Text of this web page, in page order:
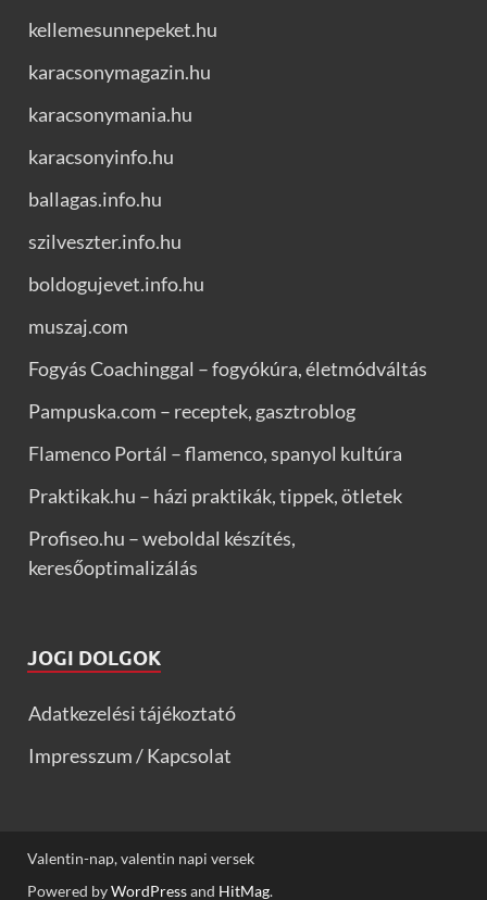
kellemesunnepeket.hu
karacsonymagazin.hu
karacsonymania.hu
karacsonyinfo.hu
ballagas.info.hu
szilveszter.info.hu
boldogujevet.info.hu
muszaj.com
Fogyás Coachinggal – fogyókúra, életmódváltás
Pampuska.com – receptek, gasztroblog
Flamenco Portál – flamenco, spanyol kultúra
Praktikak.hu – házi praktikák, tippek, ötletek
Profiseo.hu – weboldal készítés,
keresőoptimalizálás
JOGI DOLGOK
Adatkezelési tájékoztató
Impresszum / Kapcsolat
Valentin-nap, valentin napi versek
Powered byWordPressand HitMag.